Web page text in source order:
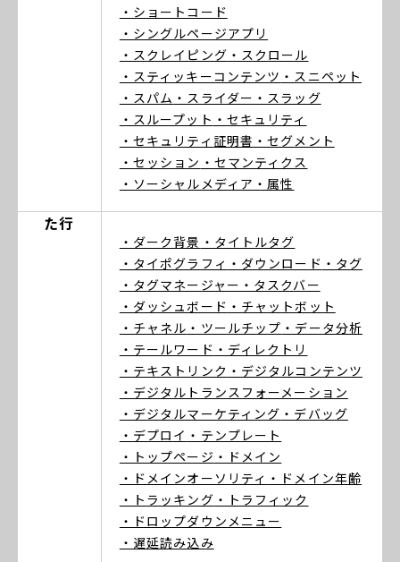
・ショートコード
・シングルページアプリ
・スクレイピング ・スクロール
・スティッキーコンテンツ ・スニペット
・スパム ・スライダー ・スラッグ
・スループット ・セキュリティ
・セキュリティ証明書 ・セグメント
・セッション ・セマンティクス
・ソーシャルメディア ・属性
た行
・ダーク背景 ・タイトルタグ
・タイポグラフィ ・ダウンロード ・タグ
・タグマネージャー ・タスクバー
・ダッシュボード ・チャットボット
・チャネル ・ツールチップ ・データ分析
・テールワード ・ディレクトリ
・テキストリンク ・デジタルコンテンツ
・デジタルトランスフォーメーション
・デジタルマーケティング ・デバッグ
・デプロイ ・テンプレート
・トップページ ・ドメイン
・ドメインオーソリティ ・ドメイン年齢
・トラッキング ・トラフィック
・ドロップダウンメニュー
・遅延読み込み